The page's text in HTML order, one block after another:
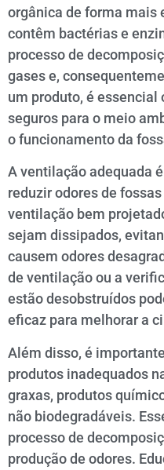
orgânica de forma mais
contêm bactérias e
processo de
gases e,
um produto, é essencial
seguros para o meio
o funcionamento da
A ventilação adequada
reduzir odores de
ventilação bem
sejam dissipados,
causem odores
de ventilação ou a
estão desobstruídos
eficaz para melhorar a
Além disso, é
produtos inadequados
graxas, produtos
não biodegradáveis.
processo de
produção de odores.